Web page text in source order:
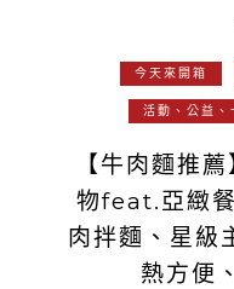
今天來開箱
活動、公益、
【牛肉麵推
物feat.亞緻
肉拌麵、星級
熱方便